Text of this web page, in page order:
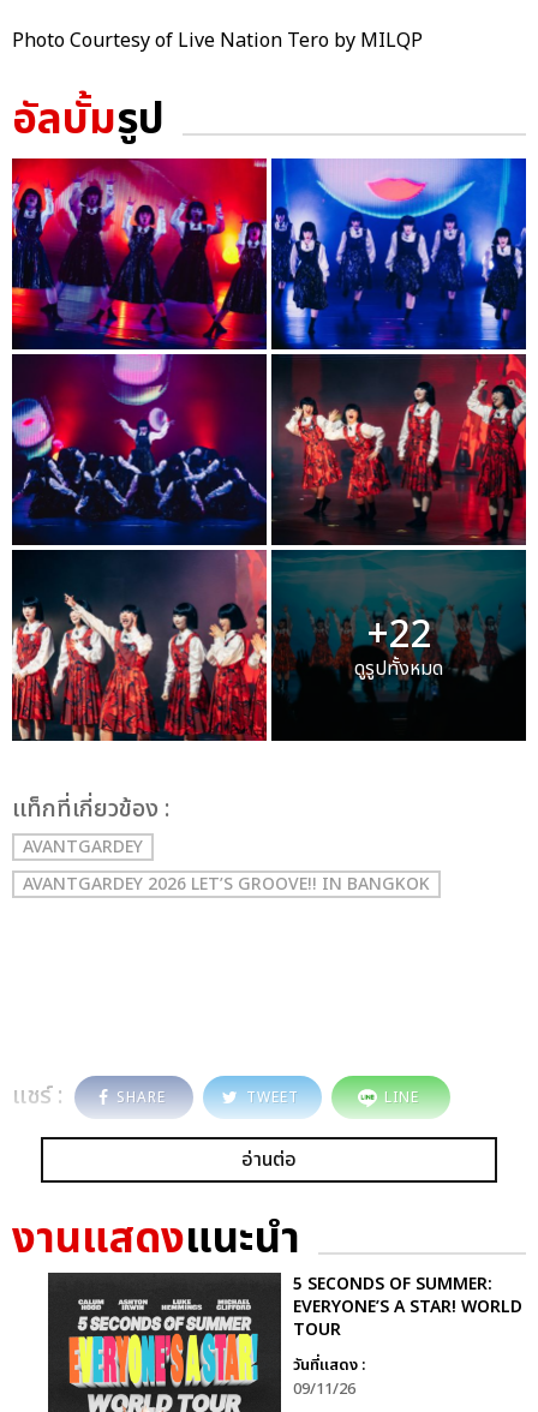
Photo Courtesy of Live Nation Tero by MILQP
อัลบั้มรูป
+22
ดูรูปทั้งหมด
เเท็กที่เกี่ยวข้อง :
AVANTGARDEY
AVANTGARDEY 2026 LET’S GROOVE!! IN BANGKOK
แชร์ : SHARE TWEET LINE
อ่านต่อ
งานแสดงแนะนำ
5 SECONDS OF SUMMER:
EVERYONE’S A STAR! WORLD
TOUR
วันที่แสดง :
09/11/26